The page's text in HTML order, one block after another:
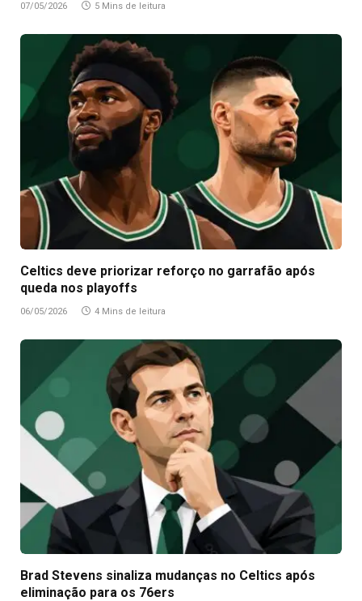
07/05/2026 5 Mins de leitura
Celtics deve priorizar reforço no garrafão após
queda nos playoffs
06/05/2026 4 Mins de leitura
Brad Stevens sinaliza mudanças no Celtics após
eliminação para os 76ers